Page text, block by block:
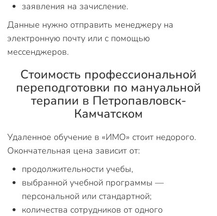
заявления на зачисление.
Данные нужно отправить менеджеру на
электронную почту или с помощью
мессенджеров.
Стоимость профессиональной
переподготовки по мануальной
терапии в Петропавловск-
Камчатском
Удаленное обучение в «ИМО» стоит недорого.
Окончательная цена зависит от:
продолжительности учебы,
выбранной учебной программы —
персональной или стандартной;
количества сотрудников от одного